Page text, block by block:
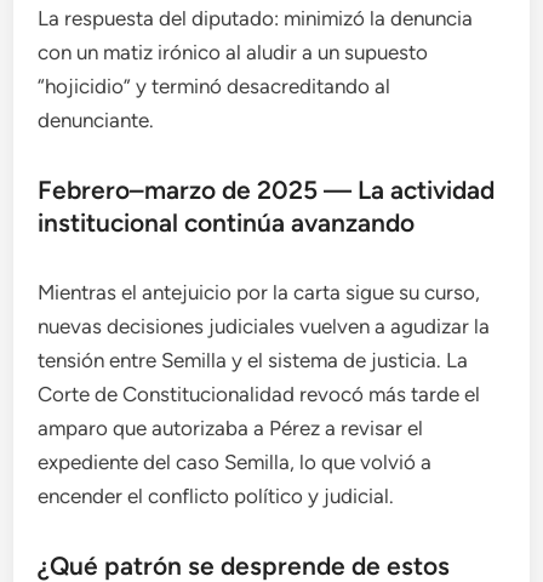
La respuesta del diputado: minimizó la denuncia
con un matiz irónico al aludir a un supuesto
“hojicidio” y terminó desacreditando al
denunciante.
Febrero–marzo de 2025 — La actividad
institucional continúa avanzando
Mientras el antejuicio por la carta sigue su curso,
nuevas decisiones judiciales vuelven a agudizar la
tensión entre Semilla y el sistema de justicia. La
Corte de Constitucionalidad revocó más tarde el
amparo que autorizaba a Pérez a revisar el
expediente del caso Semilla, lo que volvió a
encender el conflicto político y judicial.
¿Qué patrón se desprende de estos